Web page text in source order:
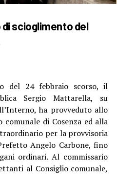
scioglimento del
del 24 febbraio scorso, il
Sergio Mattarella, su
ha provveduto allo
di Cosenza ed alla
per la provvisoria
Angelo Carbone, fino
ordinari. Al commissario
al Consiglio comunale,